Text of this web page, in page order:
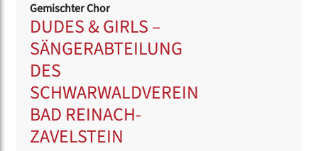
Gemischter Chor
DUDES & GIRLS –
SÄNGERABTEILUNG
DES
SCHWARWALDVEREIN
BAD REINACH-
ZAVELSTEIN